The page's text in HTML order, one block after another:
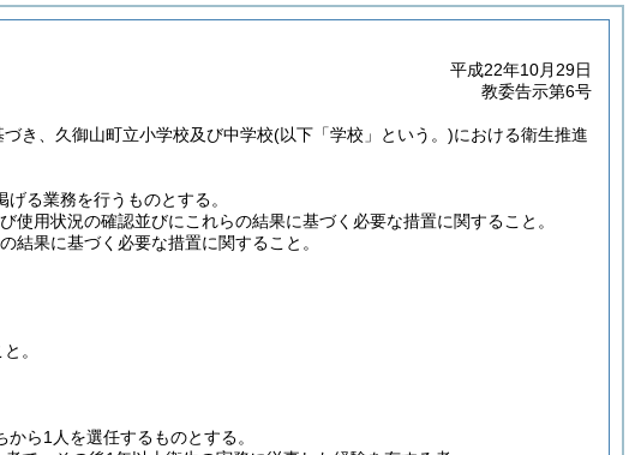
平成22年10月29日
教委告示第6号
き、久御山町立小学校及び中学校(以下「学校」という。)における衛生推進
げる業務を行うものとする。
使用状況の確認並びにこれらの結果に基づく必要な措置に関すること。
結果に基づく必要な措置に関すること。
。
ら1人を選任するものとする。